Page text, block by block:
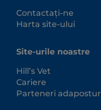
Contactați-ne
Harta site-ului
Site-urile noastre
Hill’s Vet
Cariere
Parteneri